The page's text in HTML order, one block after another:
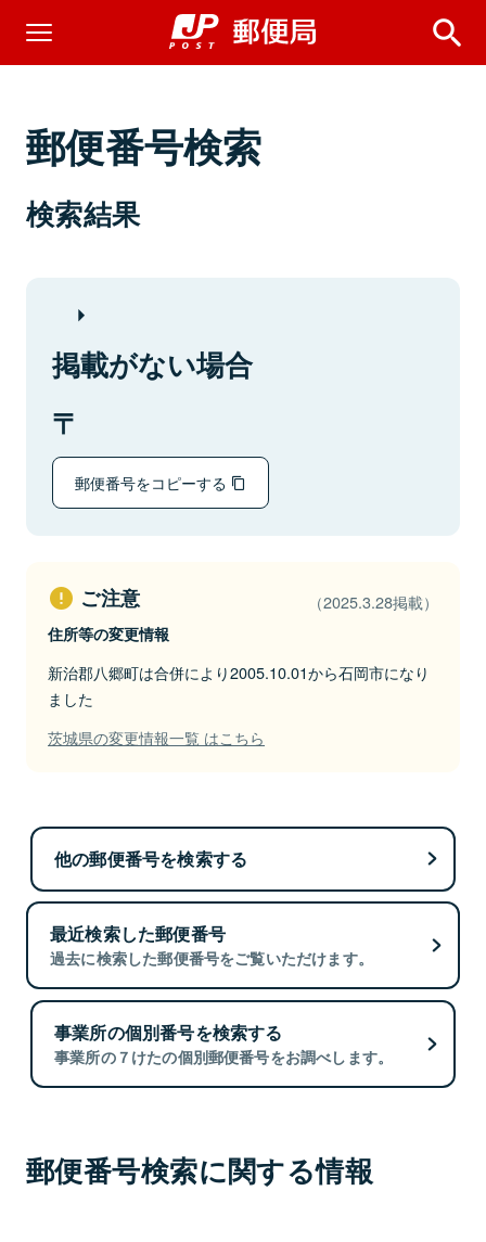
郵便番号検索
検索結果
掲載がない場合
郵便番号をコピーする
ご注意 （2025.3.28掲載）
住所等の変更情報
新治郡八郷町は合併により2005.10.01から石岡市になり
ました
茨城県の変更情報一覧 はこちら
他の郵便番号を検索する
最近検索した郵便番号
過去に検索した郵便番号をご覧いただけます。
事業所の個別番号を検索する
事業所の７けたの個別郵便番号をお調べします。
郵便番号検索に関する情報